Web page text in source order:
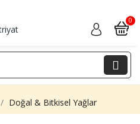
Doğal & Bitkisel Yağlar